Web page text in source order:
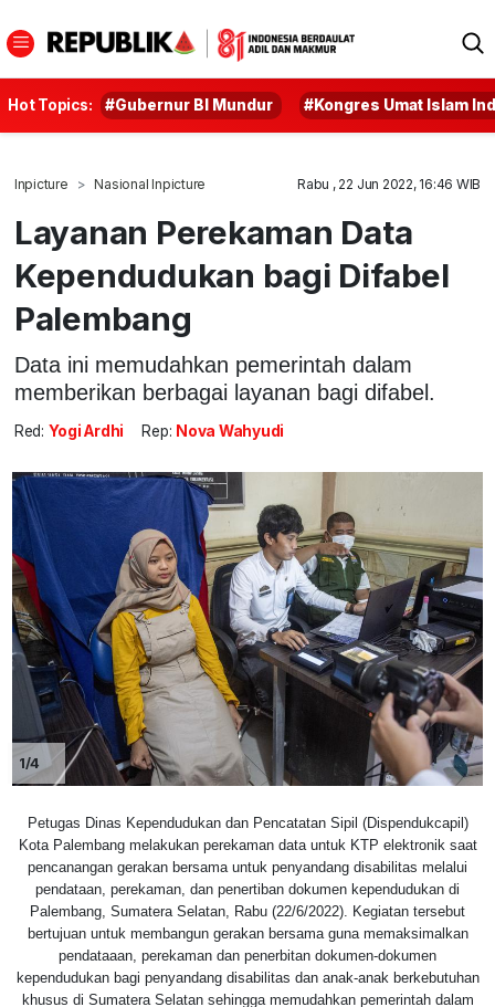
Hot Topics: #Gubernur BI Mundur #Kongres Umat Islam
Inpicture Nasional Inpicture Rabu , 22 Jun 2022, 16:46 WIB
Layanan Perekaman Data
Kependudukan bagi Difabel
Palembang
Data ini memudahkan pemerintah dalam
memberikan berbagai layanan bagi difabel.
Red: Yogi Ardhi Rep: Nova Wahyudi
1/4
Petugas Dinas Kependudukan dan Pencatatan Sipil (Dispendukcapil)
Kota Palembang melakukan perekaman data untuk KTP elektronik saat
pencanangan gerakan bersama untuk penyandang disabilitas melalui
pendataan, perekaman, dan penertiban dokumen kependudukan di
Palembang, Sumatera Selatan, Rabu (22/6/2022). Kegiatan tersebut
bertujuan untuk membangun gerakan bersama guna memaksimalkan
pendataaan, perekaman dan penerbitan dokumen-dokumen
kependudukan bagi penyandang disabilitas dan anak-anak berkebutuhan
khusus di Sumatera Selatan sehingga memudahkan pemerintah dalam